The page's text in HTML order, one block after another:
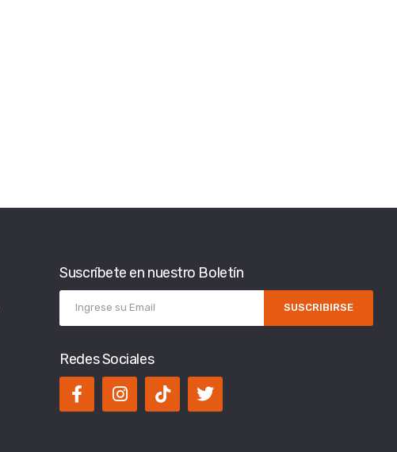
Suscríbete en nuestro Boletín
SUSCRIBIRSE
Redes Sociales